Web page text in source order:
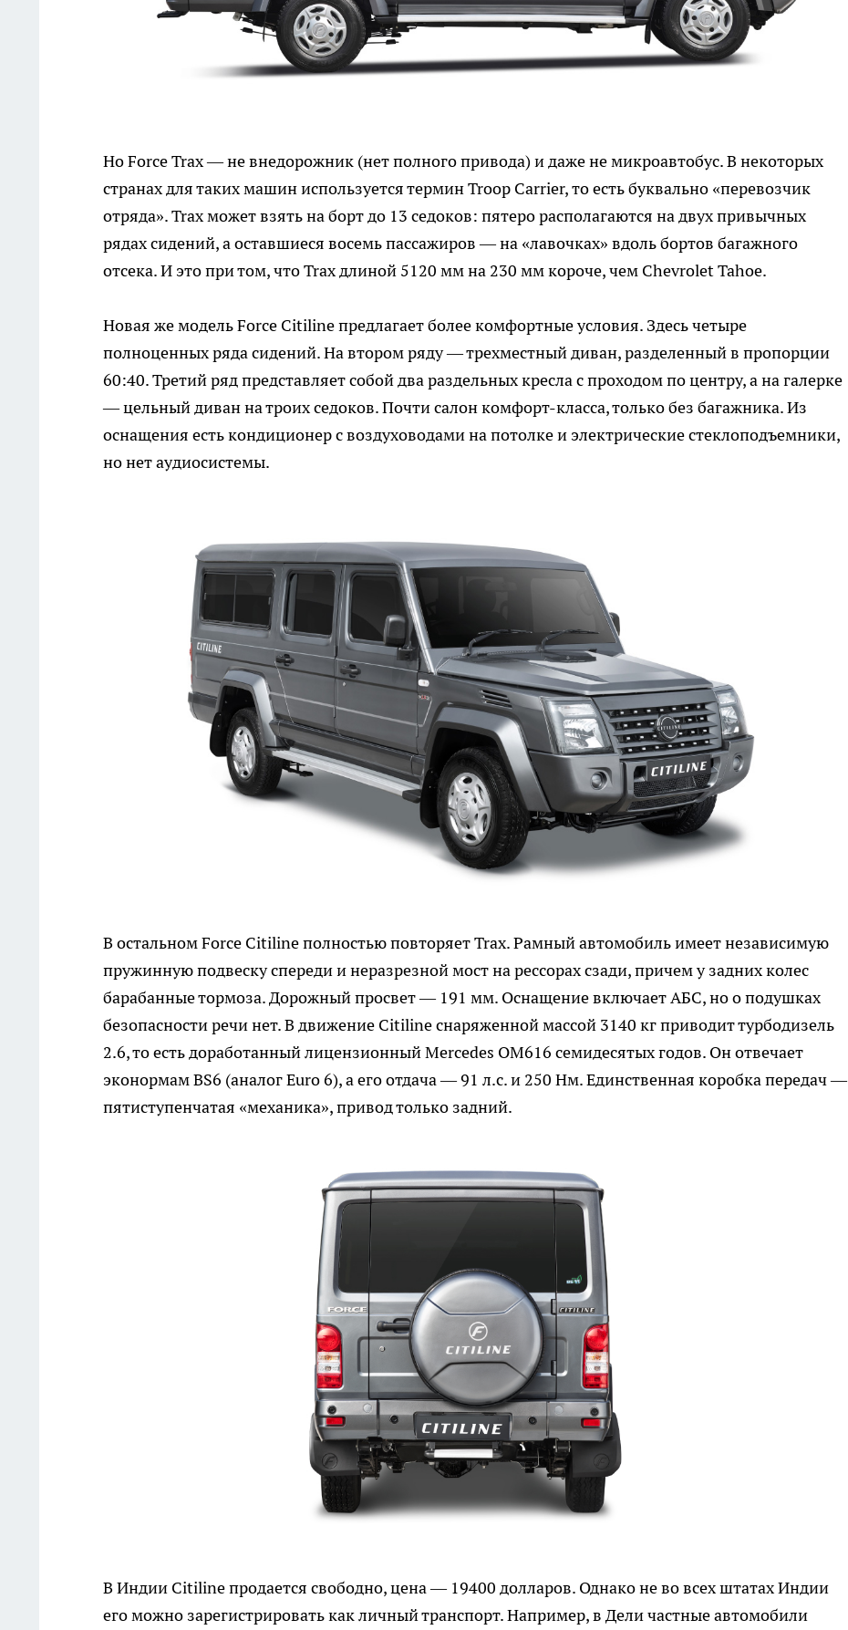
Но Force Trax — не внедорожник (нет полного привода) и даже не микроавтобус. В некоторых
странах для таких машин используется термин Troop Carrier, то есть буквально «перевозчик
отряда». Trax может взять на борт до 13 седоков: пятеро располагаются на двух привычных
рядах сидений, а оставшиеся восемь пассажиров — на «лавочках» вдоль бортов багажного
отсека. И это при том, что Trax длиной 5120 мм на 230 мм короче, чем Chevrolet Tahoe.
Новая же модель Force Citiline предлагает более комфортные условия. Здесь четыре
полноценных ряда сидений. На втором ряду — трехместный диван, разделенный в пропорции
60:40. Третий ряд представляет собой два раздельных кресла с проходом по центру, а на галерке
— цельный диван на троих седоков. Почти салон комфорт-класса, только без багажника. Из
оснащения есть кондиционер с воздуховодами на потолке и электрические стеклоподъемники,
но нет аудиосистемы.
В остальном Force Citiline полностью повторяет Trax. Рамный автомобиль имеет независимую
пружинную подвеску спереди и неразрезной мост на рессорах сзади, причем у задних колес
барабанные тормоза. Дорожный просвет — 191 мм. Оснащение включает АБС, но о подушках
безопасности речи нет. В движение Citiline снаряженной массой 3140 кг приводит турбодизель
2.6, то есть доработанный лицензионный Mercedes OM616 семидесятых годов. Он отвечает
эконормам BS6 (аналог Euro 6), а его отдача — 91 л.с. и 250 Нм. Единственная коробка передач —
пятиступенчатая «механика», привод только задний.
В Индии Citiline продается свободно, цена — 19400 долларов. Однако не во всех штатах Индии
его можно зарегистрировать как личный транспорт. Например, в Дели частные автомобили